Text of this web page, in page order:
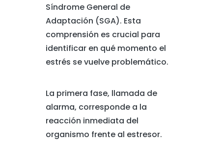
Síndrome General de
Adaptación (SGA). Esta
comprensión es crucial para
identificar en qué momento el
estrés se vuelve problemático.
La primera fase, llamada de
alarma, corresponde a la
reacción inmediata del
organismo frente al estresor.